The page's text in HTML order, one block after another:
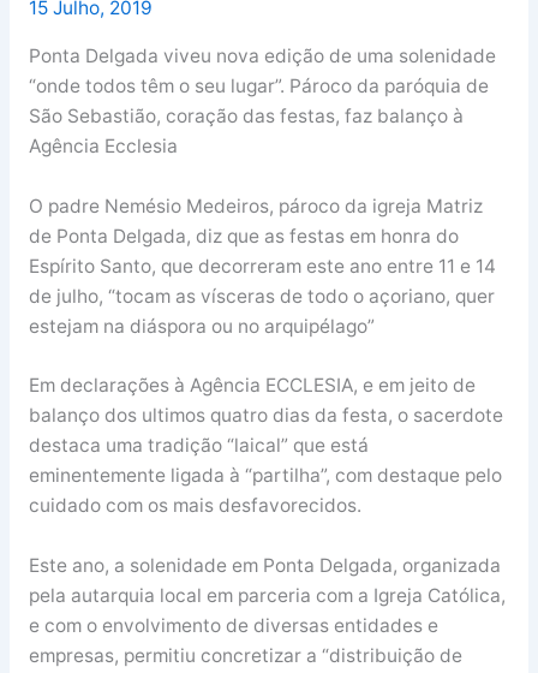
15 Julho, 2019
Ponta Delgada viveu nova edição de uma solenidade
“onde todos têm o seu lugar”. Pároco da paróquia de
São Sebastião, coração das festas, faz balanço à
Agência Ecclesia
O padre Nemésio Medeiros, pároco da igreja Matriz
de Ponta Delgada, diz que as festas em honra do
Espírito Santo, que decorreram este ano entre 11 e 14
de julho, “tocam as vísceras de todo o açoriano, quer
estejam na diáspora ou no arquipélago”
Em declarações à Agência ECCLESIA, e em jeito de
balanço dos ultimos quatro dias da festa, o sacerdote
destaca uma tradição “laical” que está
eminentemente ligada à “partilha”, com destaque pelo
cuidado com os mais desfavorecidos.
Este ano, a solenidade em Ponta Delgada, organizada
pela autarquia local em parceria com a Igreja Católica,
e com o envolvimento de diversas entidades e
empresas, permitiu concretizar a “distribuição de